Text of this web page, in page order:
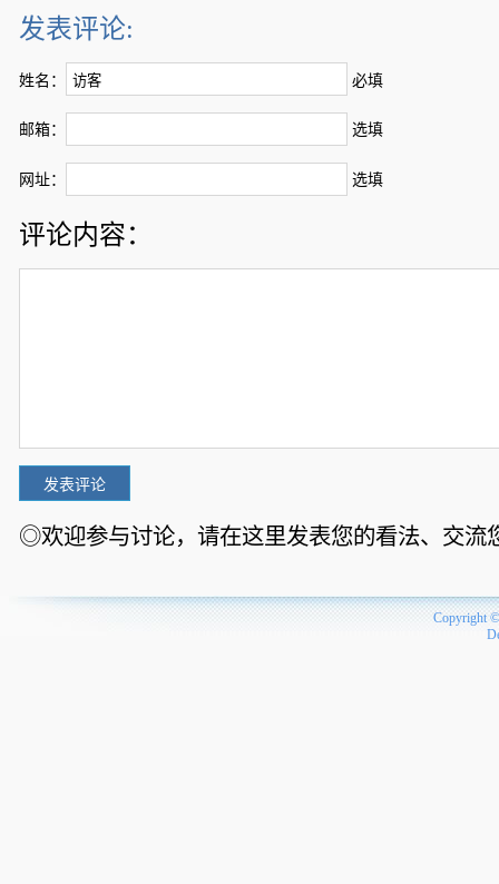
发表评论:
姓名： 必填
邮箱： 选填
网址： 选填
评论内容：
◎欢迎参与讨论，请在这里发表您的看法、交流
Copyright